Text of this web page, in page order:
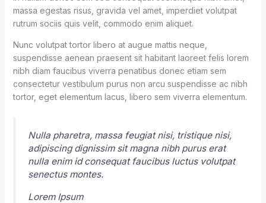
massa egestas risus, gravida vel amet, imperdiet volutpat
rutrum sociis quis velit, commodo enim aliquet.
Nunc volutpat tortor libero at augue mattis neque,
suspendisse aenean praesent sit habitant laoreet felis lorem
nibh diam faucibus viverra penatibus donec etiam sem
consectetur vestibulum purus non arcu suspendisse ac nibh
tortor, eget elementum lacus, libero sem viverra elementum.
Nulla pharetra, massa feugiat nisi, tristique nisi,
adipiscing dignissim sit magna nibh purus erat
nulla enim id consequat faucibus luctus volutpat
senectus montes.
Lorem Ipsum